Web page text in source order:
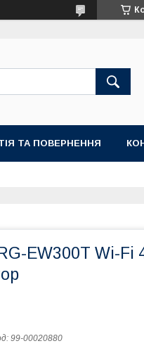
ТА ПОВЕРНЕННЯ
EW300T Wi-Fi
99-00020880